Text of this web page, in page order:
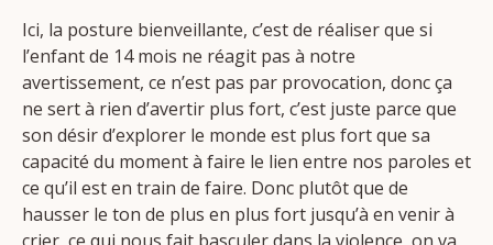
Ici, la posture bienveillante, c’est de réaliser que si
l’enfant de 14 mois ne réagit pas à notre
avertissement, ce n’est pas par provocation, donc ça
ne sert à rien d’avertir plus fort, c’est juste parce que
son désir d’explorer le monde est plus fort que sa
capacité du moment à faire le lien entre nos paroles et
ce qu’il est en train de faire. Donc plutôt que de
hausser le ton de plus en plus fort jusqu’à en venir à
crier, ce qui nous fait basculer dans la violence, on va